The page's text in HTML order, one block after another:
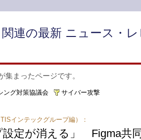
連の最新 ニュース・レ
集まったページです。
ング対策協議会 サイバー攻撃
インテックグループ編）：
設定が消える」 Figma共